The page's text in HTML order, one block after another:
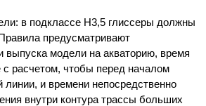
в подклассе Н3,5 глиссеры должны
предусматривают
выпуска модели на акваторию, время
с расчетом, чтобы перед началом
линии, и времени непосредственно
внутри контура трассы больших